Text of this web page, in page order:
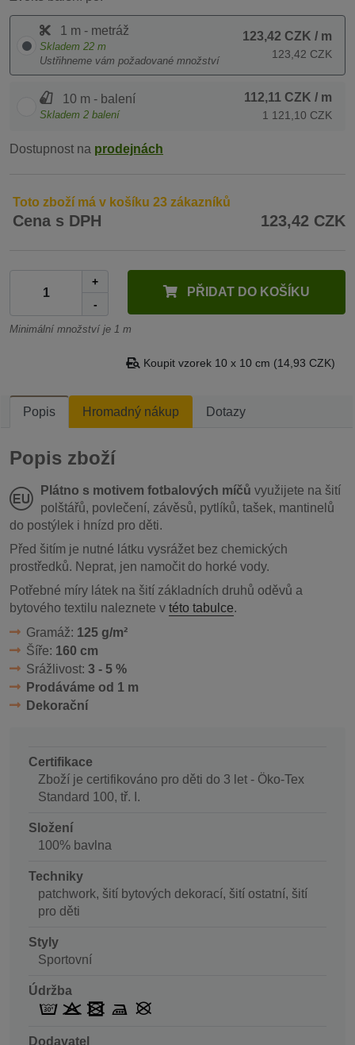
1 m - metráž
Skladem 22 m
Ustřihneme vám požadované množství
123,42 CZK / m
123,42 CZK
10 m - balení
Skladem 2 balení
112,11 CZK / m
1 121,10 CZK
Dostupnost na prodejnách
Toto zboží má v košíku 23 zákazníků
Cena s DPH 123,42 CZK
+
-
PŘIDAT DO KOŠÍKU
Minimální množství je 1 m
Koupit vzorek 10 x 10 cm (14,93 CZK)
Popis Hromadný nákup Dotazy
Popis zboží
Plátno s motivem fotbalových míčů využijete na šití
polštářů, povlečení, závěsů, pytlíků, tašek, mantinelů
do postýlek i hnízd pro děti.
Před šitím je nutné látku vysrážet bez chemických
prostředků. Neprat, jen namočit do horké vody.
Potřebné míry látek na šití základních druhů oděvů a
bytového textilu naleznete v této tabulce.
Gramáž: 125 g/m²
Šíře: 160 cm
Srážlivost: 3 - 5 %
Prodáváme od 1 m
Dekorační
Certifikace
Zboží je certifikováno pro děti do 3 let - Öko-Tex
Standard 100, tř. I.
Složení
100% bavlna
Techniky
patchwork, šití bytových dekorací, šití ostatní, šití
pro děti
Styly
Sportovní
Údržba
Dodavatel